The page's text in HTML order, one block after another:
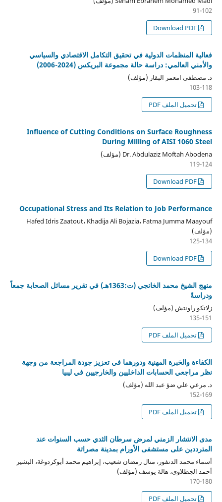
91-102
Download PDF
فعالية المنظمات الدولية في تحقيق التكامل الاقتصادي والسياسي
والأمني العالمي: دراسة حالة مجموعة البريكس (2024-2006)
د. مصطفى امعمر البقار (مؤلف)
103-118
تحميل الملف PDF
Influence of Cutting Conditions on Surface Roughness
During Milling of AISI 1060 Steel
Dr. Abdulaziz Moftah Abodena (مؤلف)
119-124
Download PDF
Occupational Stress and Its Relation to Job Performance
Hafed Idris Zaatout، Khadija Ali Bojazia، Fatma Jumma Maayouf
(مؤلف)
125-134
Download PDF
منهج الشيخ محمد الخانجي (ت:1363هـ) في تقرير مسائل الصحابة جمعاً
ودراسةً
زلاتكو راونتش (مؤلف)
135-151
تحميل الملف PDF
الكفاءة والخبرة المهنية ودورهما في تعزيز جودة المراجعة من وجهة
نظر مراجعي الحسابات الداخليين والخارجيين في ليبيا
د. مرعي علي ضؤ عبد الله (مؤلف)
152-169
تحميل الملف PDF
مدى الانتشار الزمني لمرض سرطان الثدي حسب السنوات عند
المترددين على مستشفى الأورام بمدينة مصراتة
أسماء محمد الدنفور، منال رمضان شعيب، إبراهيم محمد أبوكردوغة، البشير
أحمد الجطلاوي، هالة يوسف (مؤلف)
170-180
تحميل الملف PDF